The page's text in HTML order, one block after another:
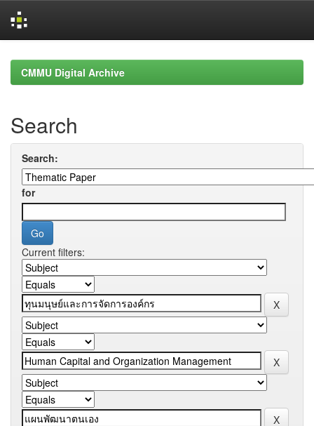
navigationCMMU Digital Archive
Search
Search:
for
Current filters: